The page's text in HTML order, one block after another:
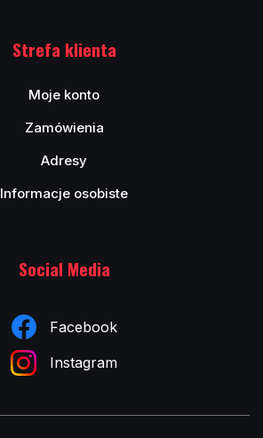
Strefa klienta
Moje konto
Zamówienia
Adresy
Informacje osobiste
Social Media
Facebook
Instagram